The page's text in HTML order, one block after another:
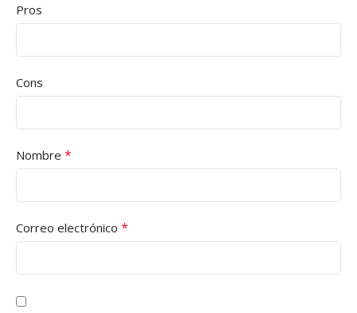
Pros
Cons
Nombre *
Correo electrónico *